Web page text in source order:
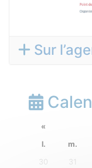
Sur
«
l.
m.
30
31